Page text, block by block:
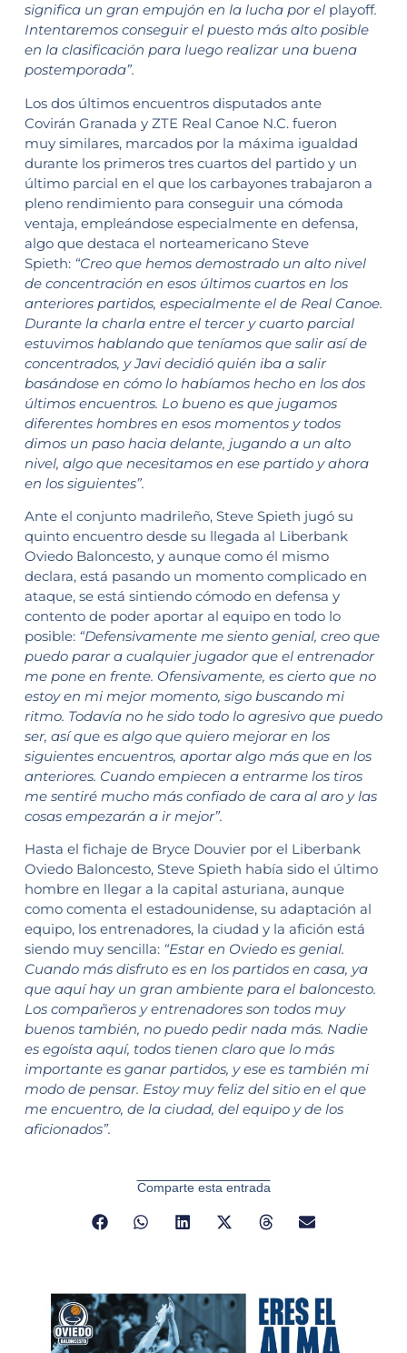
significa un gran empujón en la lucha por el playoff.
Intentaremos conseguir el puesto más alto posible
en la clasificación para luego realizar una buena
postemporada”.
Los dos últimos encuentros disputados ante
Covirán Granada y ZTE Real Canoe N.C. fueron
muy similares, marcados por la máxima igualdad
durante los primeros tres cuartos del partido y un
último parcial en el que los carbayones trabajaron a
pleno rendimiento para conseguir una cómoda
ventaja, empleándose especialmente en defensa,
algo que destaca el norteamericano Steve
Spieth: “Creo que hemos demostrado un alto nivel
de concentración en esos últimos cuartos en los
anteriores partidos, especialmente el de Real Canoe.
Durante la charla entre el tercer y cuarto parcial
estuvimos hablando que teníamos que salir así de
concentrados, y Javi decidió quién iba a salir
basándose en cómo lo habíamos hecho en los dos
últimos encuentros. Lo bueno es que jugamos
diferentes hombres en esos momentos y todos
dimos un paso hacia delante, jugando a un alto
nivel, algo que necesitamos en ese partido y ahora
en los siguientes”.
Ante el conjunto madrileño, Steve Spieth jugó su
quinto encuentro desde su llegada al Liberbank
Oviedo Baloncesto, y aunque como él mismo
declara, está pasando un momento complicado en
ataque, se está sintiendo cómodo en defensa y
contento de poder aportar al equipo en todo lo
posible: “Defensivamente me siento genial, creo que
puedo parar a cualquier jugador que el entrenador
me pone en frente. Ofensivamente, es cierto que no
estoy en mi mejor momento, sigo buscando mi
ritmo. Todavía no he sido todo lo agresivo que puedo
ser, así que es algo que quiero mejorar en los
siguientes encuentros, aportar algo más que en los
anteriores. Cuando empiecen a entrarme los tiros
me sentiré mucho más confiado de cara al aro y las
cosas empezarán a ir mejor”.
Hasta el fichaje de Bryce Douvier por el Liberbank
Oviedo Baloncesto, Steve Spieth había sido el último
hombre en llegar a la capital asturiana, aunque
como comenta el estadounidense, su adaptación al
equipo, los entrenadores, la ciudad y la afición está
siendo muy sencilla: “Estar en Oviedo es genial.
Cuando más disfruto es en los partidos en casa, ya
que aquí hay un gran ambiente para el baloncesto.
Los compañeros y entrenadores son todos muy
buenos también, no puedo pedir nada más. Nadie
es egoísta aquí, todos tienen claro que lo más
importante es ganar partidos, y ese es también mi
modo de pensar. Estoy muy feliz del sitio en el que
me encuentro, de la ciudad, del equipo y de los
aficionados”.
Comparte esta entrada